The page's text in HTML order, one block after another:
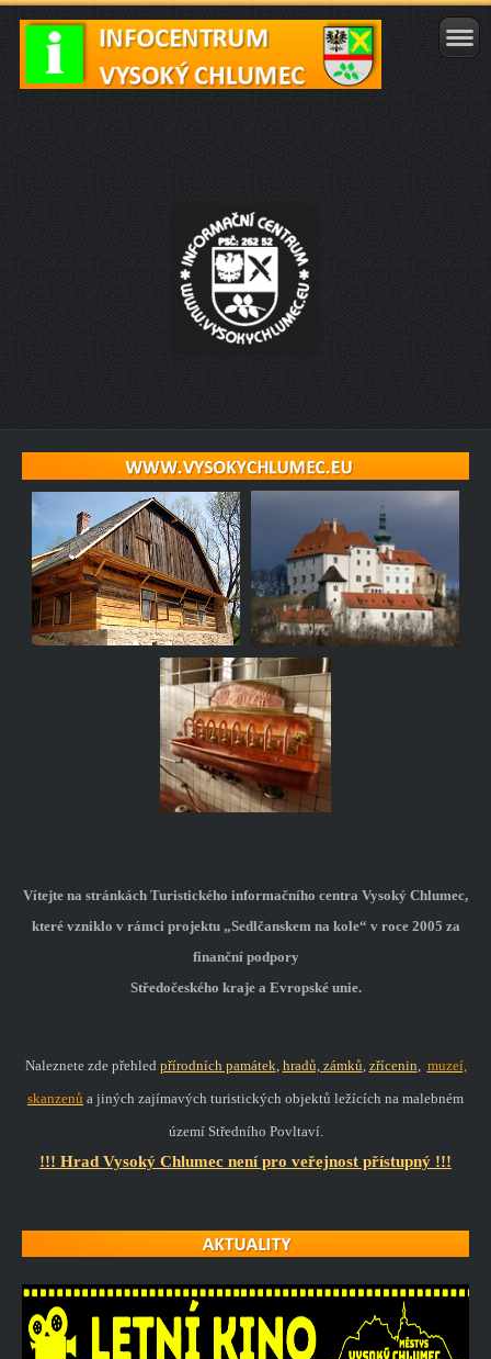
Vítejte na stránkách Turistického informačního centra Vysoký Chlumec,
které vzniklo v rámci projektu „Sedlčanskem na kole“ v roce 2005 za
finanční podpory
Středočeského kraje a Evropské unie.
Naleznete zde přehled přírodních památek hradů, zámků zřícenin
muzeí,
skanzenů a jiných zajímavých turistických objektů ležících na malebném
území Středního Povltaví.
!!! Hrad Vysoký Chlumec není pro veřejnost přístupný !!!